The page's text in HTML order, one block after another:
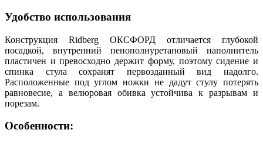
Удобство использования
Конструкция Ridberg ОКСФОРД отличается глубокой
посадкой, внутренний пенополиуретановый наполнитель
пластичен и превосходно держит форму, поэтому сидение и
спинка стула сохранят первозданный вид надолго.
Расположенные под углом ножки не дадут стулу потерять
равновесие, а велюровая обивка устойчива к разрывам и
порезам.
Особенности: